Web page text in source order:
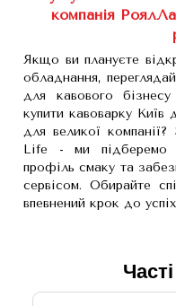
компанія
Якщо ви плануєте
обладнання,
для кавового
купити кавоварку Київ
для великої
Life - ми підберемо
профіль смаку та
сервісом. Обирайте
впевнений крок до